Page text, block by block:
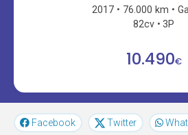
2017 76.000 km
82cv
3P
10.490€
Facebook Twitter